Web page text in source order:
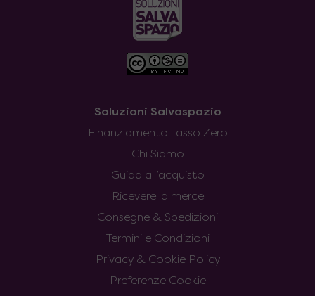
Soluzioni Salvaspazio
Finanziamento Tasso Zero
Chi Siamo
Guida all’acquisto
Ricevere la merce
Consegne & Spedizioni
Termini e Condizioni
Privacy & Cookie Policy
Preferenze Cookie